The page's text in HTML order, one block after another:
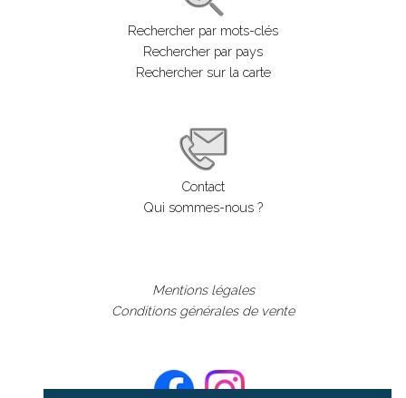
Rechercher par mots-clés
Rechercher par pays
Rechercher sur la carte
Contact
Qui sommes-nous ?
Mentions légales
Conditions générales de vente